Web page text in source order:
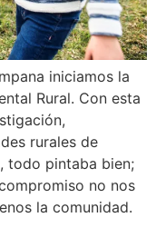
iniciamos la
Rural. Con esta
rurales de
todo pintaba bien;
no nos
la comunidad.